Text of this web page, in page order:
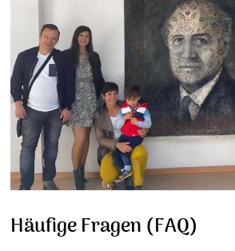
Häufige Fragen (FAQ)